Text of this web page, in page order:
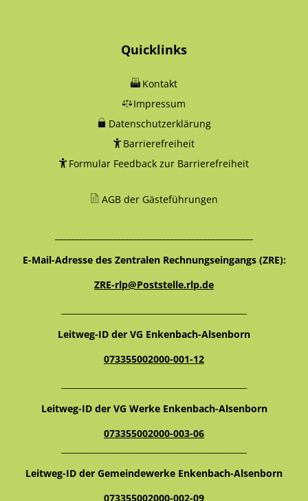
Quicklinks
Kontakt
Impressum
Datenschutzerklärung
Barrierefreiheit
Formular Feedback zur Barrierefreiheit
AGB der Gästeführungen
E-Mail-Adresse des Zentralen Rechnungseingangs (ZRE):
ZRE-rlp@Poststelle.rlp.de
Leitweg-ID der VG Enkenbach-Alsenborn
073355002000-001-12
Leitweg-ID der VG Werke Enkenbach-Alsenborn
073355002000-003-06
Leitweg-ID der Gemeindewerke Enkenbach-Alsenborn
073355002000-002-09